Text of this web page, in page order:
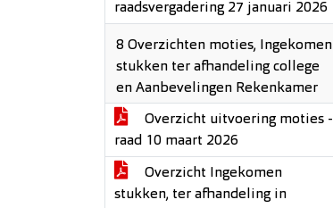
raadsvergadering 27 januari 2026
8 Overzichten moties, Ingekomen
stukken ter afhandeling college
en Aanbevelingen Rekenkamer
Overzicht uitvoering moties -
raad 10 maart 2026
Overzicht Ingekomen
stukken, ter afhandeling in